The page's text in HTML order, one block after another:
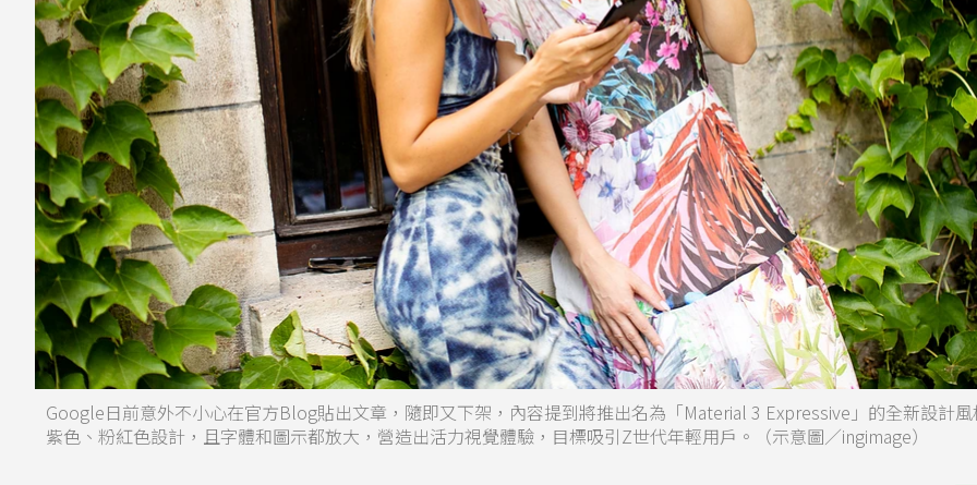
Google日前意外不小心在官方Blog貼出文章，隨即又下架，內容提到將推出名為「Material 3 Expressive」的全新設計
紫色、粉紅色設計，且字體和圖示都放大，營造出活力視覺體驗，目標吸引Z世代年輕用戶。（示意圖／ingimage）